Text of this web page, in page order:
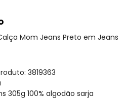
Mom Jeans Preto em Jeans
3819363
305g 100% algodão sarja